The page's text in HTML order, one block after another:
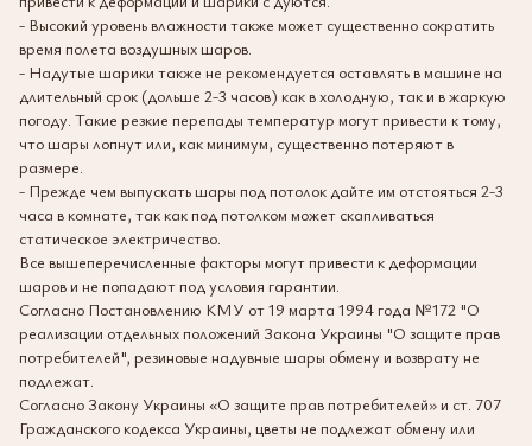
- Высокий уровень влажности также может существенно сократить
время полета воздушных шаров.
- Надутые шарики также не рекомендуется оставлять в машине на
длительный срок (дольше 2-3 часов) как в холодную, так и в жаркую
погоду. Такие резкие перепады температур могут привести к тому,
что шары лопнут или, как минимум, существенно потеряют в
размере.
- Прежде чем выпускать шары под потолок дайте им отстояться 2-3
часа в комнате, так как под потолком может скапливаться
статическое электричество.
Все вышеперечисленные факторы могут привести к деформации
шаров и не попадают под условия гарантии.
Согласно Постановлению КМУ от 19 марта 1994 года №172 "О
реализации отдельных положений Закона Украины "О защите прав
потребителей", резиновые надувные шары обмену и возврату не
подлежат.
Согласно Закону Украины «О защите прав потребителей» и ст. 707
Гражданского кодекса Украины, цветы не подлежат обмену или